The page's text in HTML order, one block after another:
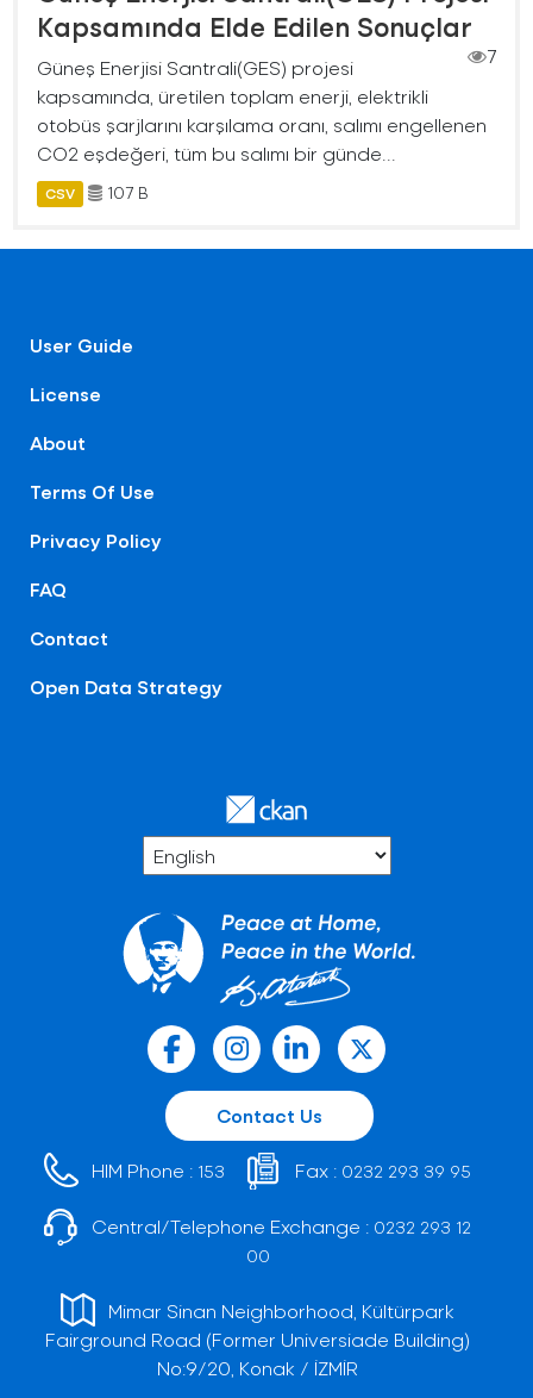
Kapsamında Elde Edilen Sonuçlar
7
Güneş Enerjisi Santrali(GES) projesi
kapsamında, üretilen toplam enerji, elektrikli
otobüs şarjlarını karşılama oranı, salımı engellenen
CO2 eşdeğeri, tüm bu salımı bir günde...
CSV 107 B
User Guide
License
About
Terms Of Use
Privacy Policy
FAQ
Contact
Open Data Strategy
Contact Us
HIM Phone : 153 Fax : 0232 293 39 95
Central/Telephone Exchange : 0232 293 12
00
Mimar Sinan Neighborhood, Kültürpark
Fairground Road (Former Universiade Building)
No:9/20, Konak / İZMİR